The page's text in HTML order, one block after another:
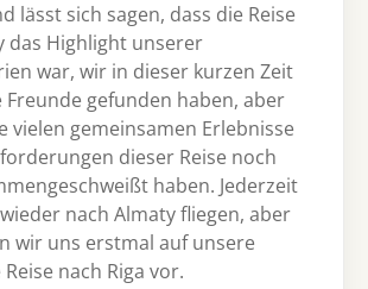
lässt sich sagen, dass die Reise
das Highlight unserer
war, wir in dieser kurzen Zeit
Freunde gefunden haben, aber
vielen gemeinsamen Erlebnisse
dieser Reise noch
haben. Jederzeit
nach Almaty fliegen, aber
wir uns erstmal auf unsere
nach Riga vor.